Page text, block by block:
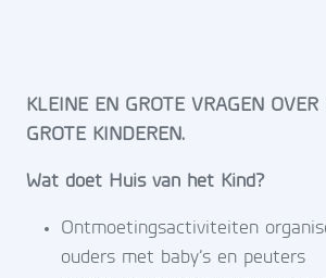
KLEINE EN GROTE VRAGEN OVER
GROTE KINDEREN.
Wat doet Huis van het Kind?
Ontmoetingsactiviteiten
ouders met baby’s en peuters